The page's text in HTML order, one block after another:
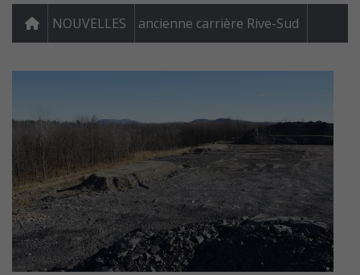
NOUVELLES ancienne carrière Rive-Sud